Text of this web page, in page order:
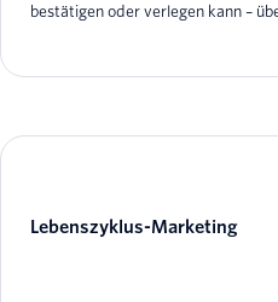
bestätigen oder verlegen kann –
Lebenszyklus-Marketing